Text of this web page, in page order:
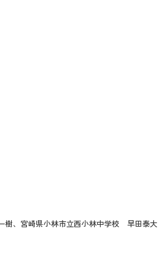
、宮崎県小林市立西小林中学校 早田泰大